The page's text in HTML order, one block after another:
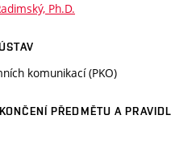
Ph.D.
komunikací (PKO)
PŘEDMĚTU A